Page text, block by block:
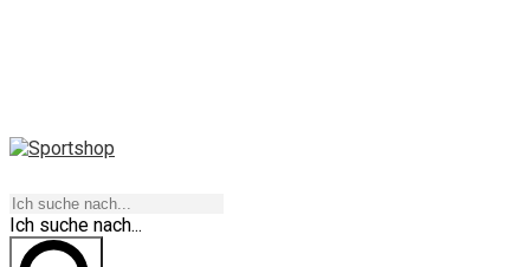
Ich suche nach...